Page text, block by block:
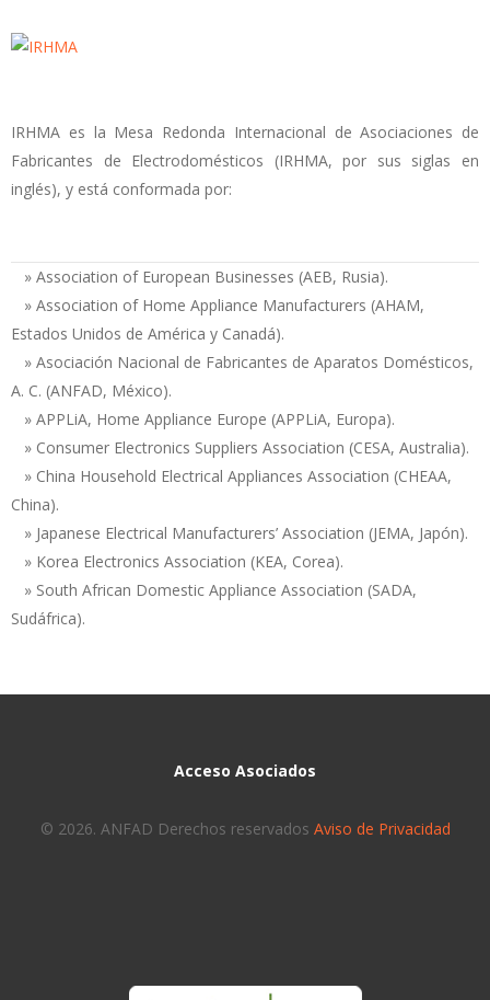
IRHMA es la Mesa Redonda Internacional de Asociaciones de
Fabricantes de Electrodomésticos (IRHMA, por sus siglas en
inglés), y está conformada por:
» Association of European Businesses (AEB, Rusia).
» Association of Home Appliance Manufacturers (AHAM,
Estados Unidos de América y Canadá).
» Asociación Nacional de Fabricantes de Aparatos Domésticos,
A. C. (ANFAD, México).
» APPLiA, Home Appliance Europe (APPLiA, Europa).
» Consumer Electronics Suppliers Association (CESA, Australia).
» China Household Electrical Appliances Association (CHEAA,
China).
» Japanese Electrical Manufacturers’ Association (JEMA, Japón).
» Korea Electronics Association (KEA, Corea).
» South African Domestic Appliance Association (SADA,
Sudáfrica).
Acceso Asociados
© 2026. ANFAD Derechos reservados Aviso de Privacidad